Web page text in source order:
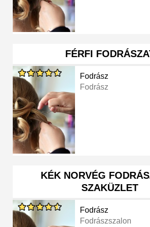
FÉRFI
Fodrász
Fodrász
KÉK NORVÉG
SZAKÜZLET
Fodrász
Fodrászszalon